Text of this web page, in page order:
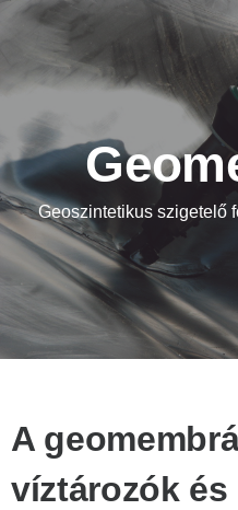
Geoszintetikus szigetelő
A
víztározók és